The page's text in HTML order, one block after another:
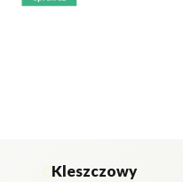
Kleszczowy